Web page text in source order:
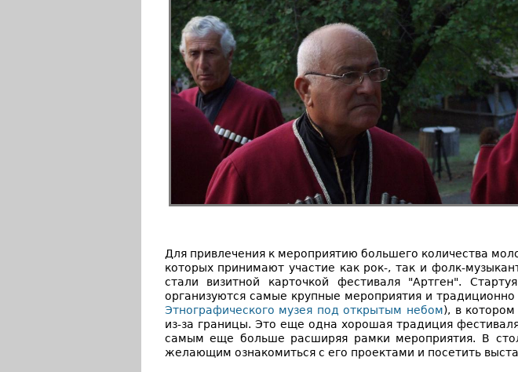
Для привлечения к мероприятию большего количества
которых принимают участие как рок-, так и фолк-
стали визитной карточкой фестиваля "Артген".
организуются самые крупные мероприятия и
Этнографического музея под открытым небом), в котором
из-за границы. Это еще одна хорошая традиция
самым еще больше расширяя рамки мероприятия. В
желающим ознакомиться с его проектами и посетить